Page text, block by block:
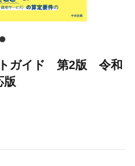
トガイド 第2版 令和
版